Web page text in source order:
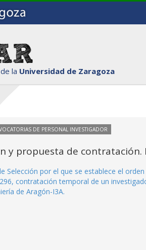
la Universidad de Zaragoza
DE PERSONAL INVESTIGADOR
y propuesta de contratación.
Selección por el que se establece el
contratación temporal de un
de Aragón-I3A.